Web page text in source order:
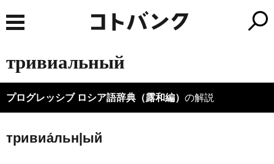
тривиальный
プログレッシブ ロシア語辞典（露和編） の解説
тривиа́льн|ый